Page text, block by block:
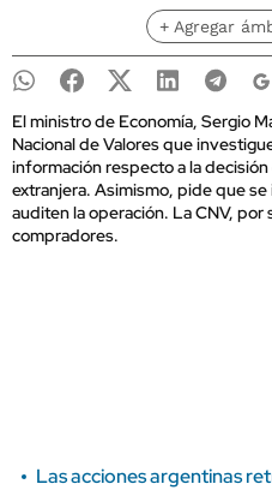
+ Agregar
El ministro de Economía, Sergio
Nacional de Valores que
información respecto a la
extranjera. Asimismo, pide que
auditen la operación. La CNV, por
compradores.
Las acciones argentinas